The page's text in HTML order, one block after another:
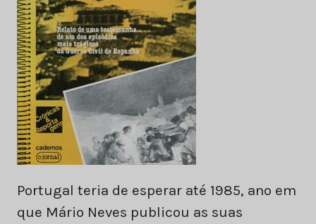
Portugal teria de esperar até 1985, ano em
que Mário Neves publicou as suas